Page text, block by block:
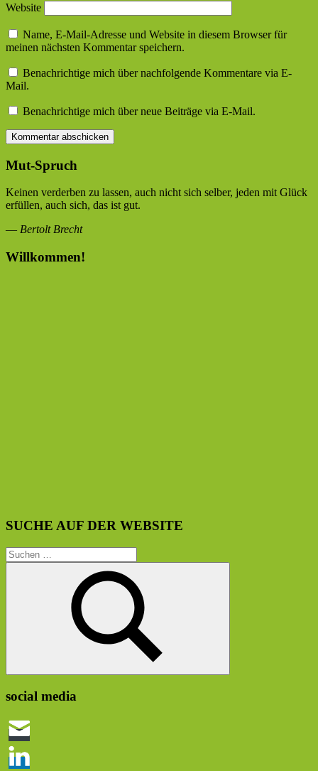
Website
Name, E-Mail-Adresse und Website in diesem Browser für
meinen nächsten Kommentar speichern.
Benachrichtige mich über nachfolgende Kommentare via E-
Mail.
Benachrichtige mich über neue Beiträge via E-Mail.
Mut-Spruch
Keinen verderben zu lassen, auch nicht sich selber, jeden mit Glück
erfüllen, auch sich, das ist gut.
— Bertolt Brecht
Willkommen!
SUCHE AUF DER WEBSITE
Suchen
nach:
Suchen
social media